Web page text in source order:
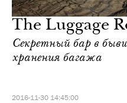
The Luggage
Cекретный бар в
хранения багажа
2016-11-30 14:45:00